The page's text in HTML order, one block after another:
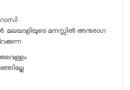
മലയാളിയുടെ മനസ്സിൽ അനുരാഗ